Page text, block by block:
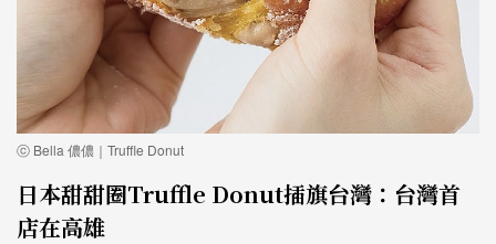
ⓒ Bella 儂儂｜Truffle Donut
日本甜甜圈Truffle Donut插旗台灣：台灣首
店在高雄